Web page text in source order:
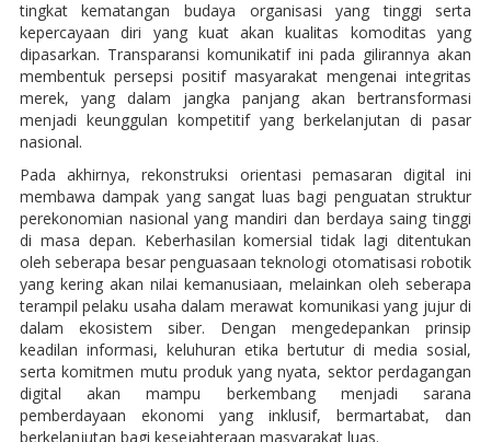
tingkat kematangan budaya organisasi yang tinggi serta
kepercayaan diri yang kuat akan kualitas komoditas yang
dipasarkan. Transparansi komunikatif ini pada gilirannya akan
membentuk persepsi positif masyarakat mengenai integritas
merek, yang dalam jangka panjang akan bertransformasi
menjadi keunggulan kompetitif yang berkelanjutan di pasar
nasional.
Pada akhirnya, rekonstruksi orientasi pemasaran digital ini
membawa dampak yang sangat luas bagi penguatan struktur
perekonomian nasional yang mandiri dan berdaya saing tinggi
di masa depan. Keberhasilan komersial tidak lagi ditentukan
oleh seberapa besar penguasaan teknologi otomatisasi robotik
yang kering akan nilai kemanusiaan, melainkan oleh seberapa
terampil pelaku usaha dalam merawat komunikasi yang jujur di
dalam ekosistem siber. Dengan mengedepankan prinsip
keadilan informasi, keluhuran etika bertutur di media sosial,
serta komitmen mutu produk yang nyata, sektor perdagangan
digital akan mampu berkembang menjadi sarana
pemberdayaan ekonomi yang inklusif, bermartabat, dan
berkelanjutan bagi kesejahteraan masyarakat luas.